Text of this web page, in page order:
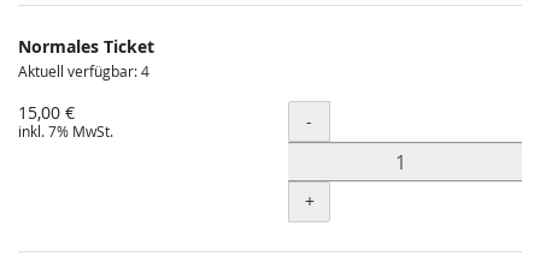
Normales Ticket
Aktuell verfügbar: 4
15,00 €
inkl. 7% MwSt. Menge
-
+